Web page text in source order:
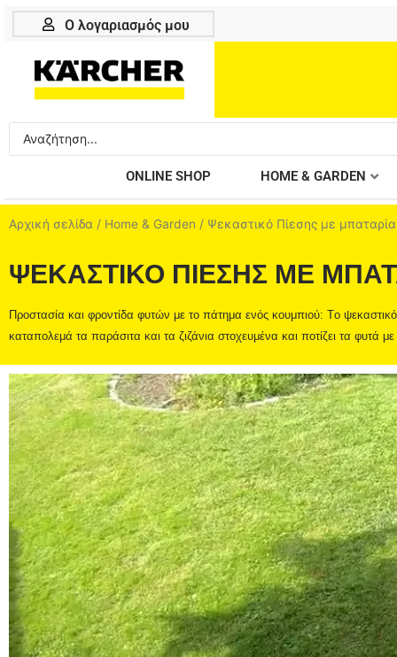
Μετάβαση
Ο λογαριασμός μου
Search
...
ONLINE SHOP HOME & GARDEN
Αρχική σελίδα / Home & Garden / Ψεκαστικό Πίεσης με μπαταρία
ΨΕΚΑΣΤΙΚΟ ΠΙΕΣΗΣ ΜΕ
Προστασία και φροντίδα φυτών με το πάτημα ενός κουμπιού: Tο
καταπολεμά τα παράσιτα και τα ζιζάνια στοχευμένα και ποτίζει τα φυτά